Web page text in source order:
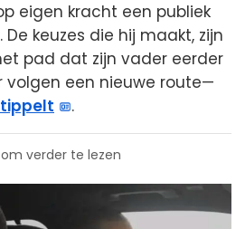
eigen kracht een publiek
keuzes die hij maakt, zijn
pad dat zijn vader eerder
volgen een nieuwe route—
.
verder te lezen